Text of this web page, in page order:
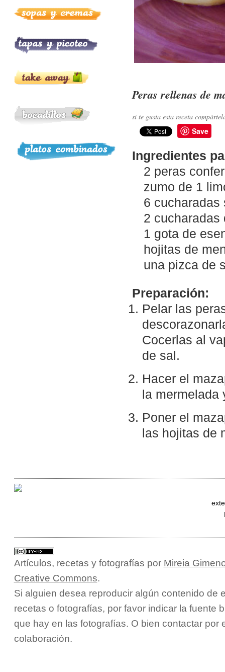
Peras rellenas de
si te gusta esta receta
Save
Ingredientes
2 peras
zumo de 1
6 cucharadas
2 cucharadas
1 gota de
hojitas de
una pizca de
Preparación:
Pelar las
Cocerlas al
de sal.
Hacer el
la mermelada
Poner el
las hojitas de
Artículos, recetas y fotografías por Mireia
Creative Commons.
Si alguien desea reproducir algún contenido de
recetas o fotografías, por favor indicar la fuente
que hay en las fotografías. O bien contactar por
colaboración.